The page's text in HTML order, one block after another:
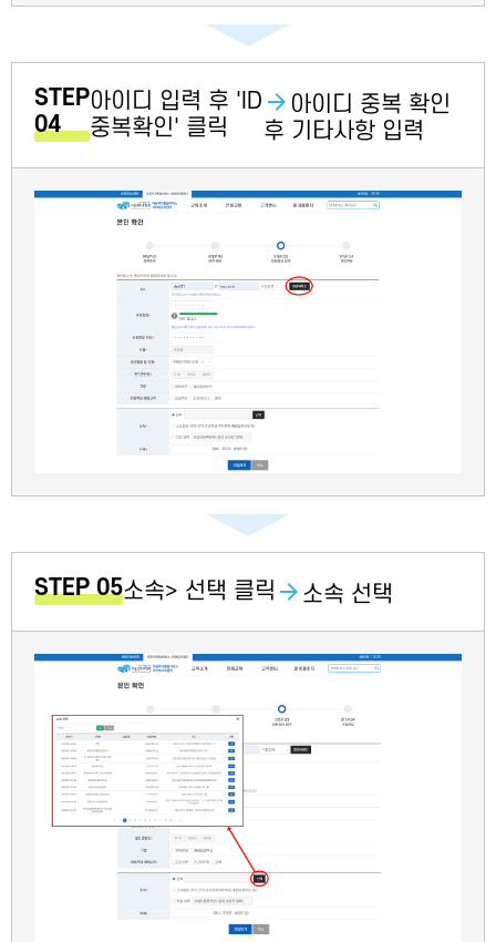
STEP
04
아이디 입력 후 'ID
중복확인' 클릭
아이디 중복 확인
후 기타사항 입력
STEP 05소속> 선택 클릭 소속 선택